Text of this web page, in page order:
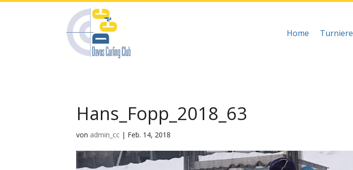
Home Turniere
Hans_Fopp_2018_63
von admin_cc | Feb. 14, 2018